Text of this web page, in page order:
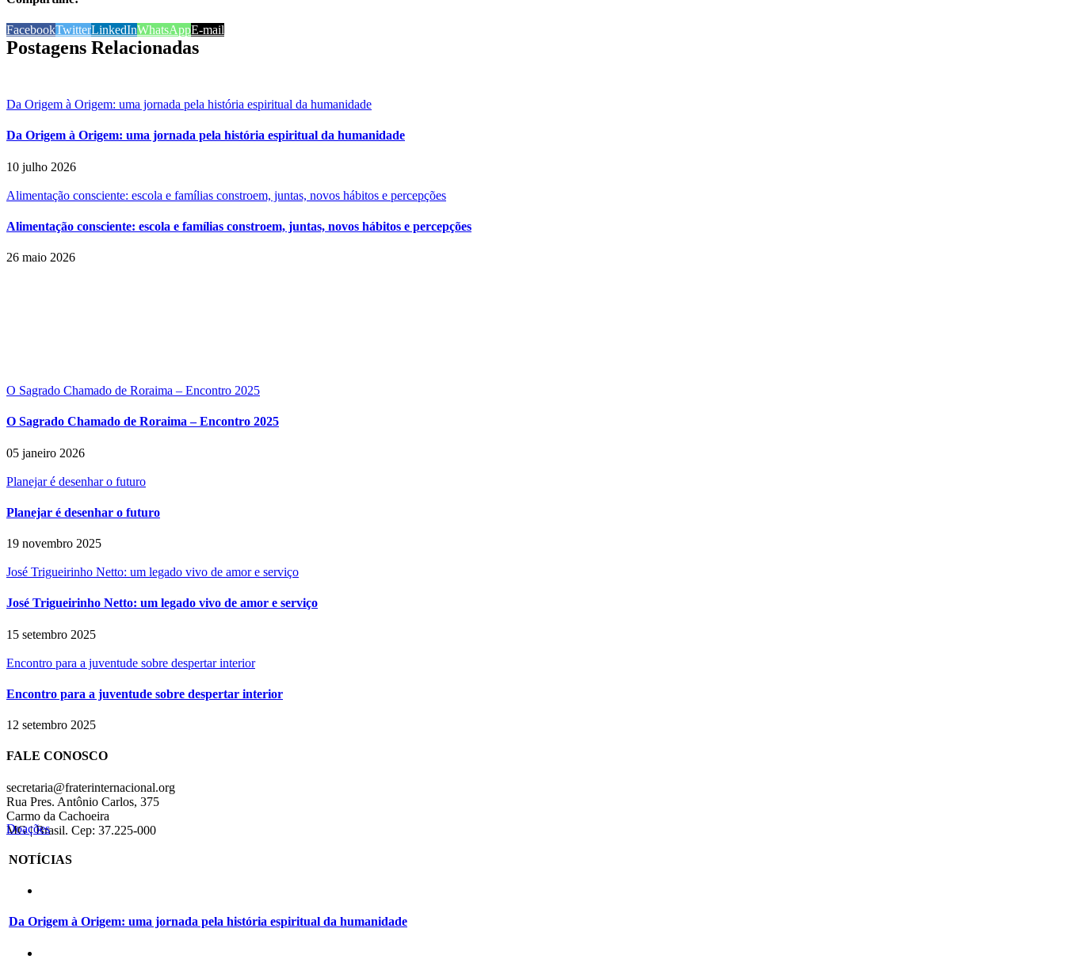
FacebookTwitterLinkedInWhatsAppE-mail
Postagens Relacionadas
Da Origem à Origem: uma jornada pela história espiritual da humanidade
Da Origem à Origem: uma jornada pela história espiritual da humanidade
10 julho 2026
Alimentação consciente: escola e famílias constroem, juntas, novos hábitos e percepções
Alimentação consciente: escola e famílias constroem, juntas, novos hábitos e percepções
26 maio 2026
O Sagrado Chamado de Roraima – Encontro 2025
O Sagrado Chamado de Roraima – Encontro 2025
05 janeiro 2026
Planejar é desenhar o futuro
Planejar é desenhar o futuro
19 novembro 2025
José Trigueirinho Netto: um legado vivo de amor e serviço
José Trigueirinho Netto: um legado vivo de amor e serviço
15 setembro 2025
Encontro para a juventude sobre despertar interior
Encontro para a juventude sobre despertar interior
12 setembro 2025
FALE CONOSCO
secretaria@fraterinternacional.org
Rua Pres. Antônio Carlos, 375
Carmo da Cachoeira
MG | Brasil. Cep: 37.225-000
Doações
NOTÍCIAS
Da Origem à Origem: uma jornada pela história espiritual da humanidade